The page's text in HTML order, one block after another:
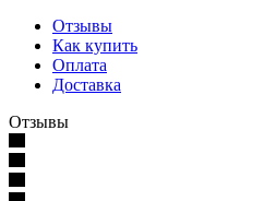
Отзывы
Как купить
Оплата
Доставка
Отзывы